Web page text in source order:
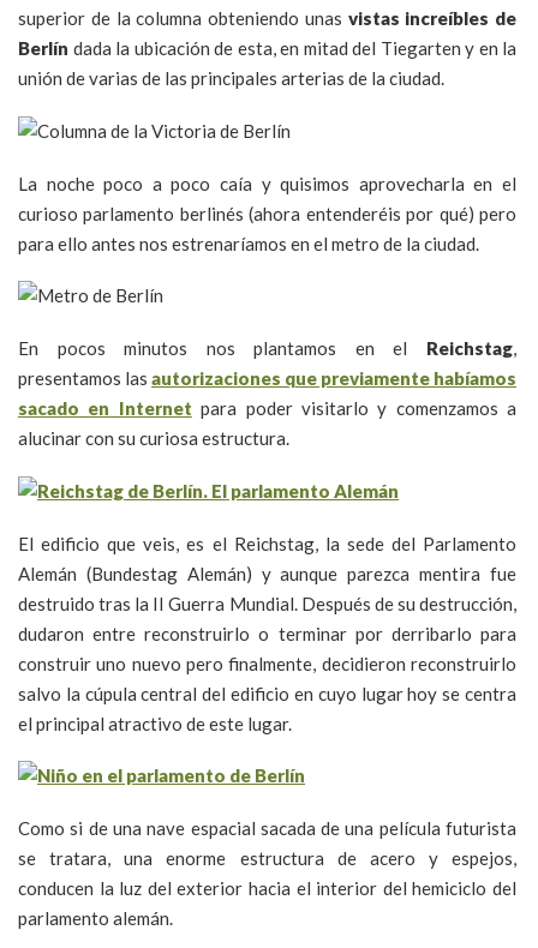
superior de la columna obteniendo unas vistas increíbles de
Berlín dada la ubicación de esta, en mitad del Tiegarten y en la
unión de varias de las principales arterias de la ciudad.
La noche poco a poco caía y quisimos aprovecharla en el
curioso parlamento berlinés (ahora entenderéis por qué) pero
para ello antes nos estrenaríamos en el metro de la ciudad.
En pocos minutos nos plantamos en el Reichstag,
presentamos lasautorizaciones que previamente habíamos
sacado en Internet para poder visitarlo y comenzamos a
alucinar con su curiosa estructura.
El edificio que veis, es el Reichstag, la sede del Parlamento
Alemán (Bundestag Alemán) y aunque parezca mentira fue
destruido tras la II Guerra Mundial. Después de su destrucción,
dudaron entre reconstruirlo o terminar por derribarlo para
construir uno nuevo pero finalmente, decidieron reconstruirlo
salvo la cúpula central del edificio en cuyo lugar hoy se centra
el principal atractivo de este lugar.
Como si de una nave espacial sacada de una película futurista
se tratara, una enorme estructura de acero y espejos,
conducen la luz del exterior hacia el interior del hemiciclo del
parlamento alemán.